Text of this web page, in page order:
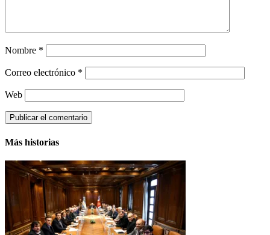
Nombre *
Correo electrónico *
Web
Más historias